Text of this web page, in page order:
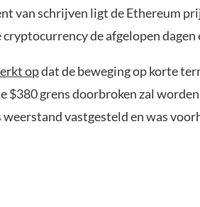
van schrijven ligt de Ethereum
de afgelopen dagen
opdat de beweging op korte
$380 grens doorbroken zal
weerstand vastgesteld en was